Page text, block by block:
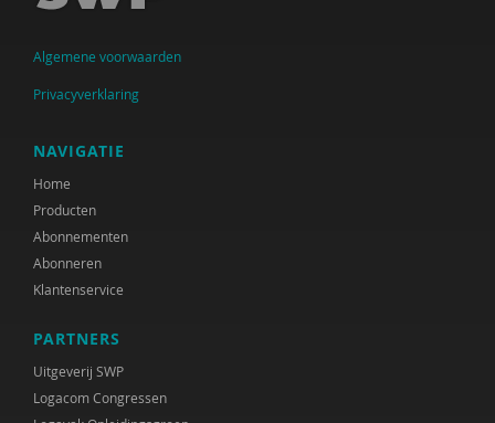
World Health Organization
WRR
René .C. Hoksbergen
Tim 'S Jongers
Jeugdautoriteit (JA)
Algemene voorwaarden
Privacyverklaring
NAVIGATIE
Home
Producten
Abonnementen
Abonneren
Klantenservice
PARTNERS
Uitgeverij SWP
Logacom Congressen